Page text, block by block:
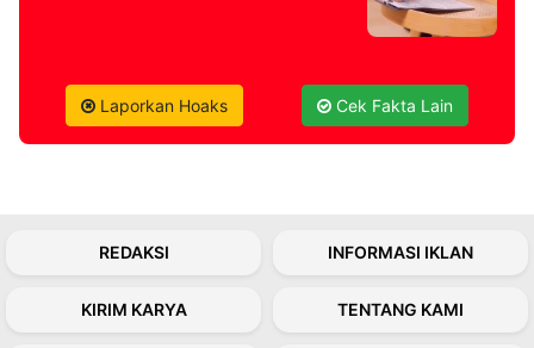
Laporkan Hoaks Cek Fakta Lain
REDAKSI INFORMASI IKLAN
KIRIM KARYA TENTANG KAMI